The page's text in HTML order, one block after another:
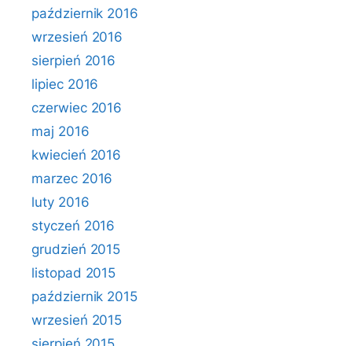
październik 2016
wrzesień 2016
sierpień 2016
lipiec 2016
czerwiec 2016
maj 2016
kwiecień 2016
marzec 2016
luty 2016
styczeń 2016
grudzień 2015
listopad 2015
październik 2015
wrzesień 2015